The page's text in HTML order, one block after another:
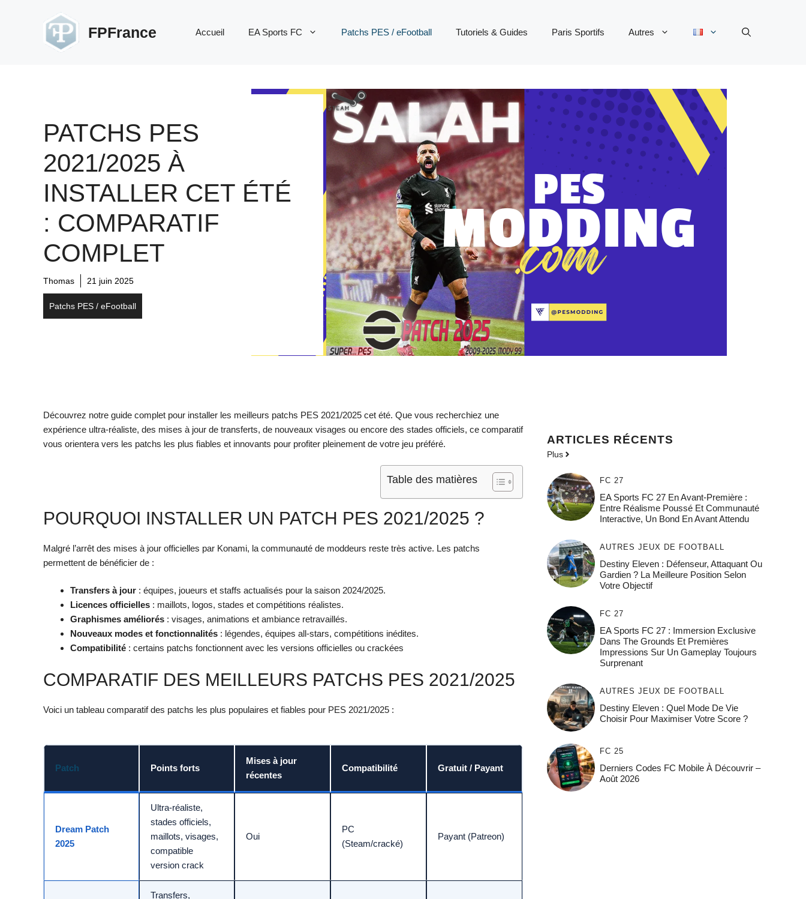
FPFrance Accueil EA Sports FC Patchs PES / eFootball Tutoriels & Guides Paris Sportifs Autres
PATCHS PES
2021/2025 À
INSTALLER CET ÉTÉ
: COMPARATIF
COMPLET
Thomas 21 juin 2025
Patchs PES / eFootball
Découvrez notre guide complet pour installer les meilleurs patchs PES 2021/2025 cet été. Que vous recherchiez une
expérience ultra-réaliste, des mises à jour de transferts, de nouveaux visages ou encore des stades officiels, ce comparatif
vous orientera vers les patchs les plus fiables et innovants pour profiter pleinement de votre jeu préféré.
Table des matières
POURQUOI INSTALLER UN PATCH PES 2021/2025 ?
Malgré l’arrêt des mises à jour officielles par Konami, la communauté de moddeurs reste très active. Les patchs
permettent de bénéficier de :
Transfers à jour : équipes, joueurs et staffs actualisés pour la saison 2024/2025.
Licences officielles : maillots, logos, stades et compétitions réalistes.
Graphismes améliorés : visages, animations et ambiance retravaillés.
Nouveaux modes et fonctionnalités : légendes, équipes all-stars, compétitions inédites.
Compatibilité : certains patchs fonctionnent avec les versions officielles ou crackées
COMPARATIF DES MEILLEURS PATCHS PES 2021/2025
Voici un tableau comparatif des patchs les plus populaires et fiables pour PES 2021/2025 :
Patch Points forts
Mises à jour
récentes
Compatibilité Gratuit / Payant
Dream Patch
2025
Ultra-réaliste,
stades officiels,
maillots, visages,
compatible
version crack
Oui
PC
(Steam/cracké)
Payant (Patreon)
Transfers,
ARTICLES RÉCENTS
Plus
FC 27
EA Sports FC 27 En Avant-Première :
Entre Réalisme Poussé Et Communauté
Interactive, Un Bond En Avant Attendu
AUTRES JEUX DE FOOTBALL
Destiny Eleven : Défenseur, Attaquant Ou
Gardien ? La Meilleure Position Selon
Votre Objectif
FC 27
EA Sports FC 27 : Immersion Exclusive
Dans The Grounds Et Premières
Impressions Sur Un Gameplay Toujours
Surprenant
AUTRES JEUX DE FOOTBALL
Destiny Eleven : Quel Mode De Vie
Choisir Pour Maximiser Votre Score ?
FC 25
Derniers Codes FC Mobile À Découvrir –
Août 2026